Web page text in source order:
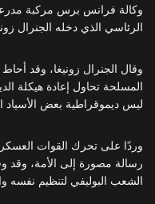
وكالة فرانس برس مركبة
الرئاسي الذي دخله الجنرال
وقال الجنرال زونيغا، وقد
المسلحة تحاول إعادة هيكلة
ليس ديموقراطية بعض الأسياد الذين
وردًا على تحرك القوات
رسالة مصورة إلى الأمة، وقد
الشعب البوليفي لتنظيم نفسه